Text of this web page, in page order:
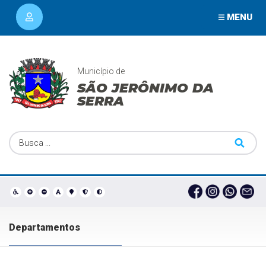
MENU
Município de
SÃO JERÔNIMO DA
SERRA
Departamentos